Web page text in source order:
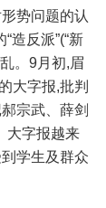
势问题的认
造反派”(“新
。9月初,眉
大字报,批判
宗武、薛剑
大字报越来
学生及群众